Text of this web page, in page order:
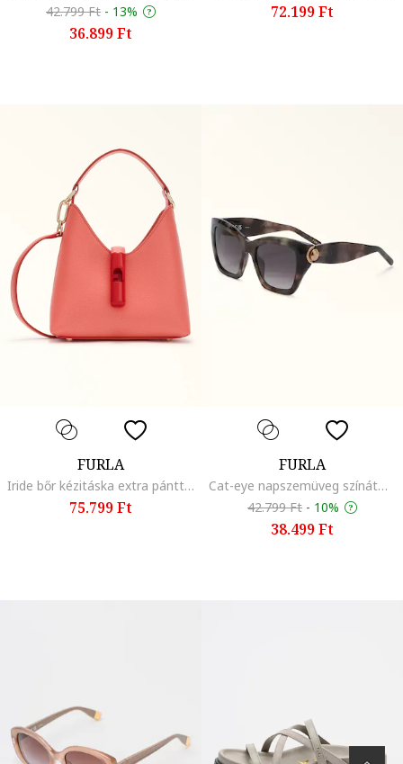
42.799 Ft - 13%
36.899 Ft
72.199 Ft
FURLA
Iride bőr kézitáska extra pánttal, Élénk rózsaszín
75.799 Ft
FURLA
Cat-eye napszemüveg színátmenetes lencsékkel, Barna/Szürke
42.799 Ft - 10%
38.499 Ft